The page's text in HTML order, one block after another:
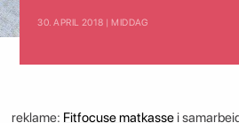
30. APRIL 2018 | MIDDAG
reklame: Fitfocuse matkassei